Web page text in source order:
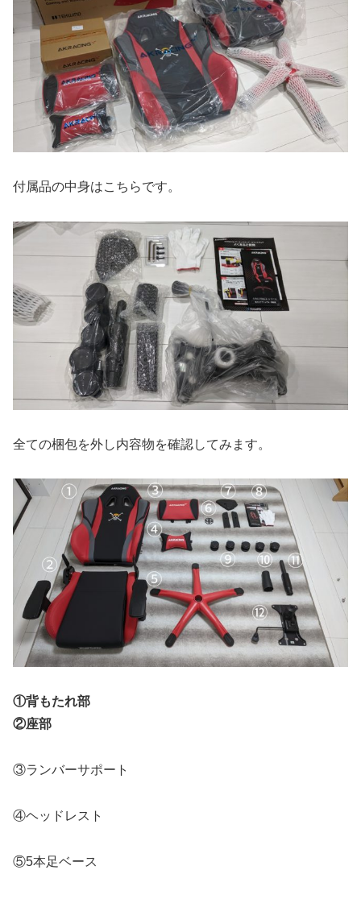
付属品の中身はこちらです。
全ての梱包を外し内容物を確認してみます。
①背もたれ部
②座部
③ランバーサポート
④ヘッドレスト
⑤5本足ベース